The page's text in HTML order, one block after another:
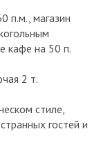
п.м., магазин
кафе на 50 п.
2 т.
стиле,
гостей и